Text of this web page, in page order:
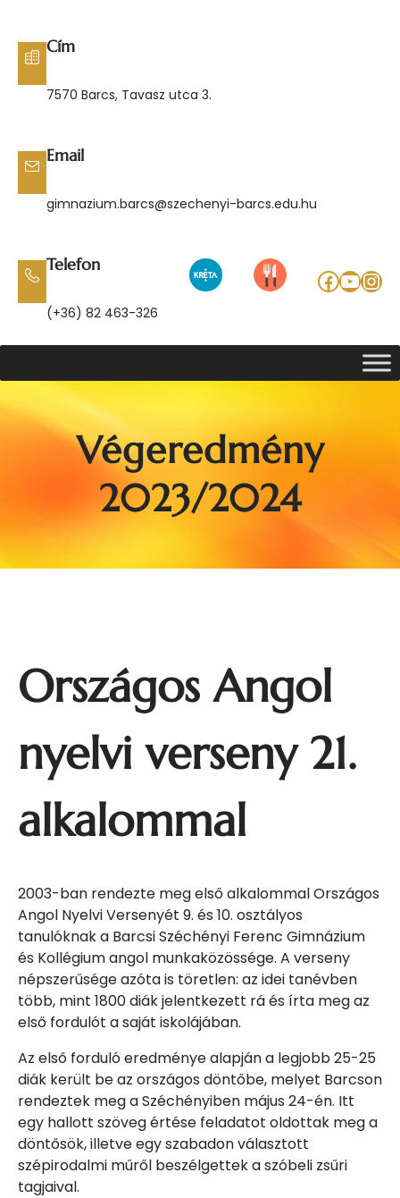
tartalomhoz
Cím
7570 Barcs, Tavasz utca 3.
Email
gimnazium.barcs@szechenyi-barcs.edu.hu
Telefon
(+36) 82 463-326
Végeredmény
2023/2024
Országos Angol
nyelvi verseny 21.
alkalommal
2003-ban rendezte meg első alkalommal Országos
Angol Nyelvi Versenyét 9. és 10. osztályos
tanulóknak a Barcsi Széchényi Ferenc Gimnázium
és Kollégium angol munkaközössége. A verseny
népszerűsége azóta is töretlen: az idei tanévben
több, mint 1800 diák jelentkezett rá és írta meg az
első fordulót a saját iskolájában.
Az első forduló eredménye alapján a legjobb 25-25
diák került be az országos döntőbe, melyet Barcson
rendeztek meg a Széchényiben május 24-én. Itt
egy hallott szöveg értése feladatot oldottak meg a
döntősök, illetve egy szabadon választott
szépirodalmi műről beszélgettek a szóbeli zsűri
tagjaival.